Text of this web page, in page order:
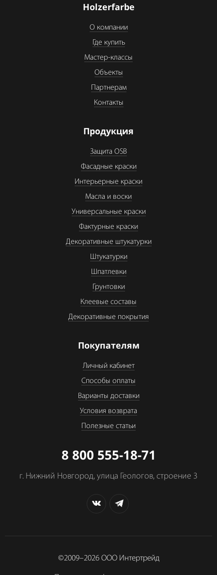
Holzerfarbe
О компании
Где купить
Мастер-классы
Объекты
Партнерам
Контакты
Продукция
Защита OSB
Фасадные краски
Интерьерные краски
Масла и воски
Универсальные краски
Фактурные краски
Декоративные штукатурки
Штукатурки
Шпатлевки
Грунтовки
Клеевые составы
Декоративные покрытия
Покупателям
Личный кабинет
Способы оплаты
Варианты доставки
Условия возврата
Полезные статьи
8 800 555-18-71
г. Нижний Новгород, улица Геологов, строение 3
©2009–2026 ООО Интертрейд